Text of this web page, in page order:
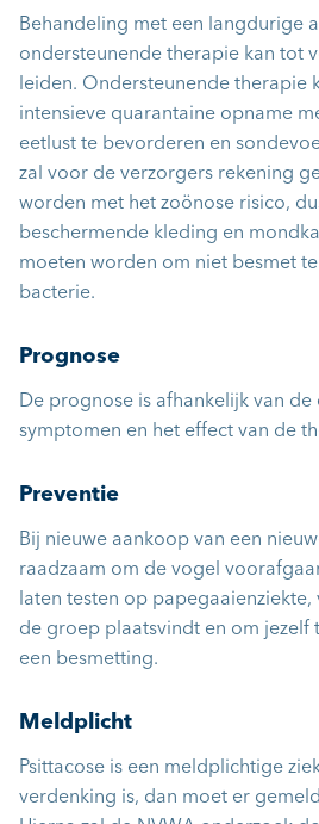
Behandeling met een langdurige
ondersteunende therapie kan tot
leiden. Ondersteunende therapie
intensieve quarantaine opname
eetlust te bevorderen en
zal voor de verzorgers rekening
worden met het zoönose risico,
beschermende kleding en
moeten worden om niet besmet
bacterie.
Prognose
De prognose is afhankelijk van de
symptomen en het effect van de
Preventie
Bij nieuwe aankoop van een
raadzaam om de vogel
laten testen op
de groep plaatsvindt en om jezelf
een besmetting.
Meldplicht
Psittacose is een meldplichtige
verdenking is, dan moet er